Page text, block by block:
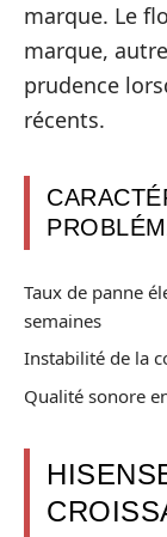
marque. Le
marque,
prudence
récents.
Taux de panne
semaines
Instabilité de la
Qualité sonore